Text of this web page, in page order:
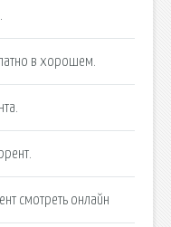
в хорошем.
смотреть онлайн